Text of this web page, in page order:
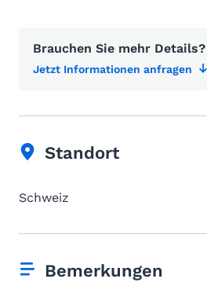
Brauchen Sie mehr Details?
Jetzt Informationen anfragen
Standort
Schweiz
Bemerkungen